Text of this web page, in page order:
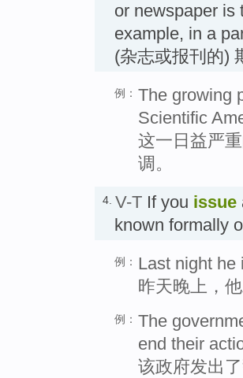
or newspaper is
example, in a
(杂志或报刊的)
例： The growing
Scientific
这一日益严
调。
4. V-T If you issue
known formally
例： Last night he
昨天晚上，
例： The
end their
该政府发出